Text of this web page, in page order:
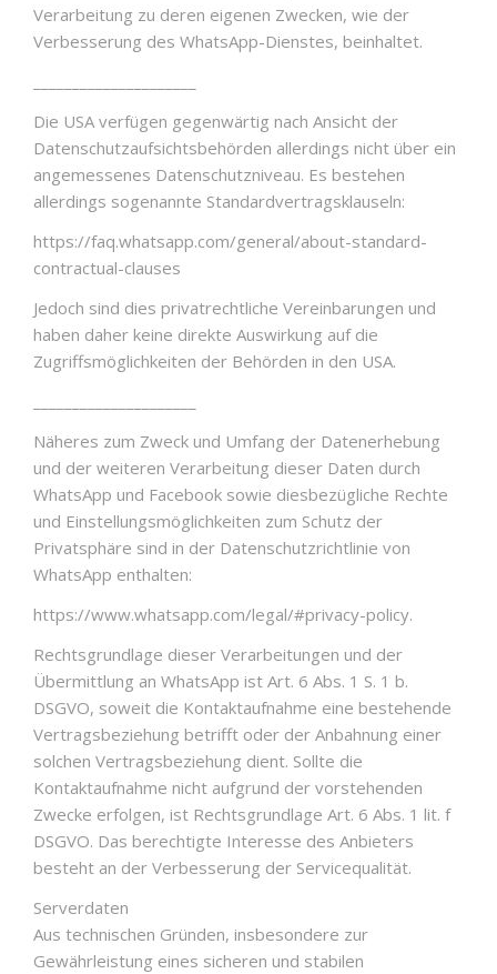
Verarbeitung zu deren eigenen Zwecken, wie der
Verbesserung des WhatsApp-Dienstes, beinhaltet.
Die USA verfügen gegenwärtig nach Ansicht der
Datenschutzaufsichtsbehörden allerdings nicht über ein
angemessenes Datenschutzniveau. Es bestehen
allerdings sogenannte Standardvertragsklauseln:
https://faq.whatsapp.com/general/about-standard-
contractual-clauses
Jedoch sind dies privatrechtliche Vereinbarungen und
haben daher keine direkte Auswirkung auf die
Zugriffsmöglichkeiten der Behörden in den USA.
Näheres zum Zweck und Umfang der Datenerhebung
und der weiteren Verarbeitung dieser Daten durch
WhatsApp und Facebook sowie diesbezügliche Rechte
und Einstellungsmöglichkeiten zum Schutz der
Privatsphäre sind in der Datenschutzrichtlinie von
WhatsApp enthalten:
https://www.whatsapp.com/legal/#privacy-policy.
Rechtsgrundlage dieser Verarbeitungen und der
Übermittlung an WhatsApp ist Art. 6 Abs. 1 S. 1 b.
DSGVO, soweit die Kontaktaufnahme eine bestehende
Vertragsbeziehung betrifft oder der Anbahnung einer
solchen Vertragsbeziehung dient. Sollte die
Kontaktaufnahme nicht aufgrund der vorstehenden
Zwecke erfolgen, ist Rechtsgrundlage Art. 6 Abs. 1 lit. f
DSGVO. Das berechtigte Interesse des Anbieters
besteht an der Verbesserung der Servicequalität.
Serverdaten
Aus technischen Gründen, insbesondere zur
Gewährleistung eines sicheren und stabilen